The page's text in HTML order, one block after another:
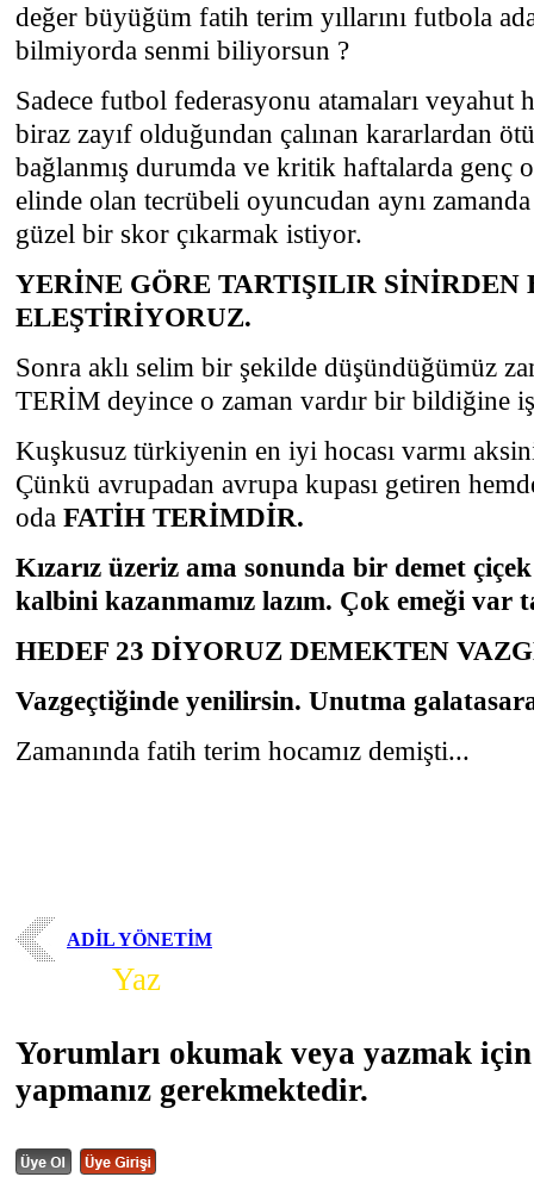
değer büyüğüm fatih terim yıllarını futbola
bilmiyorda senmi biliyorsun ?
Sadece futbol federasyonu atamaları veyahut
biraz zayıf olduğundan çalınan kararlardan
bağlanmış durumda ve kritik haftalarda genç
elinde olan tecrübeli oyuncudan aynı
güzel bir skor çıkarmak istiyor.
YERİNE GÖRE TARTIŞILIR SİNİRDEN
ELEŞTİRİYORUZ.
Sonra aklı selim bir şekilde düşündüğümüz
TERİM deyince o zaman vardır bir bildiğine
Kuşkusuz türkiyenin en iyi hocası varmı
Çünkü avrupadan avrupa kupası getiren
oda FATİH TERİMDİR.
Kızarız üzeriz ama sonunda bir demet çiçek
kalbini kazanmamız lazım. Çok emeği var
HEDEF 23 DİYORUZ DEMEKTEN
Vazgeçtiğinde yenilirsin. Unutma
Zamanında fatih terim hocamız demişti...
ADİL YÖNETİM
Yaz
Yorumları okumak veya yazmak
yapmanız gerekmektedir.